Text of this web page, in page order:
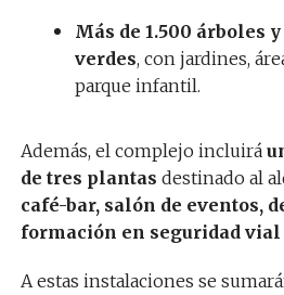
Más de 1.500 árboles
verdes, con jardines,
parque infantil.
Además, el complejo incluirá
de tres plantas destinado al
café-bar, salón de eventos,
formación en seguridad vial
A estas instalaciones se